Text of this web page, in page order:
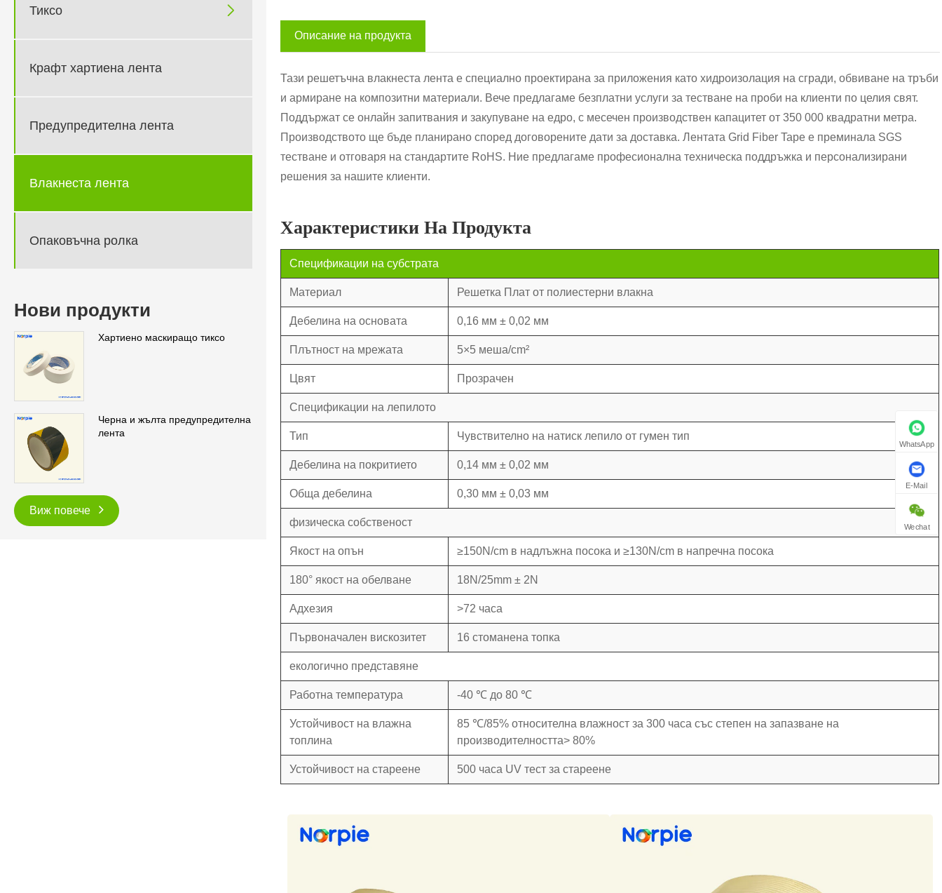
Тиксо 
Крафт хартиена лента
Предупредителна лента
Влакнеста лента
Опаковъчна ролка
Нови продукти
Хартиено маскиращо тиксо
Черна и жълта предупредителна
лента
Виж повече
Описание на продукта
Тази решетъчна влакнеста лента е специално проектирана за приложения като хидроизолация на сгради, обвиване на тръби
и армиране на композитни материали. Вече предлагаме безплатни услуги за тестване на проби на клиенти по целия свят.
Поддържат се онлайн запитвания и закупуване на едро, с месечен производствен капацитет от 350 000 квадратни метра.
Производството ще бъде планирано според договорените дати за доставка. Лентата Grid Fiber Tape е преминала SGS
тестване и отговаря на стандартите RoHS. Ние предлагаме професионална техническа поддръжка и персонализирани
решения за нашите клиенти.
Характеристики На Продукта
Спецификации на субстрата
Материал Решетка Плат от полиестерни влакна
Дебелина на основата 0,16 мм ± 0,02 мм
Плътност на мрежата 5×5 меша/cm²
Цвят Прозрачен
Спецификации на лепилото
Тип Чувствително на натиск лепило от гумен тип
Дебелина на покритието 0,14 мм ± 0,02 мм
Обща дебелина 0,30 мм ± 0,03 мм
физическа собственост
Якост на опън ≥150N/cm в надлъжна посока и ≥130N/cm в напречна посока
180° якост на обелване 18N/25mm ± 2N
Адхезия >72 часа
Първоначален вискозитет 16 стоманена топка
екологично представяне
Работна температура -40 ℃ до 80 ℃
Устойчивост на влажна
топлина
85 ℃/85% относителна влажност за 300 часа със степен на запазване на
производителността> 80%
Устойчивост на стареене 500 часа UV тест за стареене
WhatsApp
E-Mail
Wechat